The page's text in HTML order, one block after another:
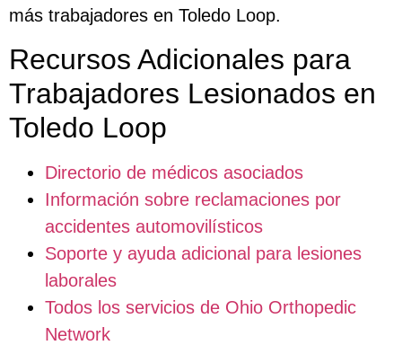
más trabajadores en Toledo Loop.
Recursos Adicionales para
Trabajadores Lesionados en
Toledo Loop
Directorio de médicos asociados
Información sobre reclamaciones por
accidentes automovilísticos
Soporte y ayuda adicional para lesiones
laborales
Todos los servicios de Ohio Orthopedic
Network